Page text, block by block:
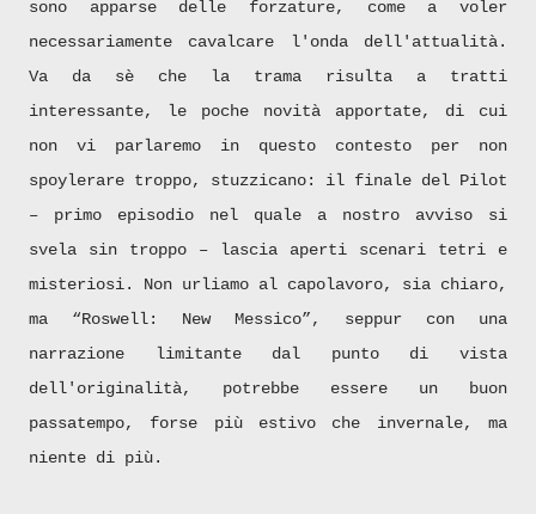
sono apparse delle forzature, come a voler
necessariamente cavalcare l'onda dell'attualità.
Va da sè che la trama risulta a tratti
interessante, le poche novità apportate, di cui
non vi parlaremo in questo contesto per non
spoylerare troppo, stuzzicano: il finale del Pilot
– primo episodio nel quale a nostro avviso si
svela sin troppo – lascia aperti scenari tetri e
misteriosi. Non urliamo al capolavoro, sia chiaro,
ma “Roswell: New Messico”, seppur con una
narrazione limitante dal punto di vista
dell'originalità, potrebbe essere un buon
passatempo, forse più estivo che invernale, ma
niente di più.